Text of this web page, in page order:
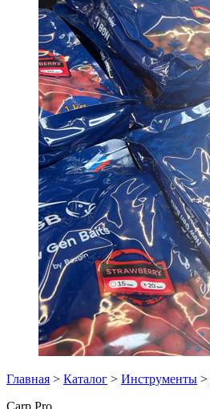
Главная > Каталог > Инструменты >
Carp Pro